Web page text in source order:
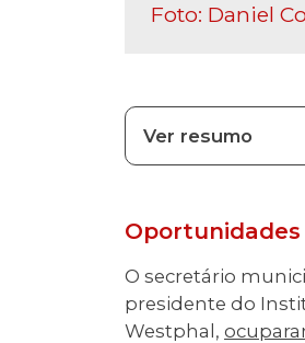
Foto: Daniel
Ver resumo
O secretário
presidente do
Westphal,